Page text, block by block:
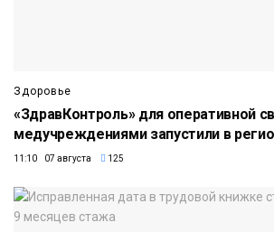
Здоровье
«ЗдравКонтроль» для оперативной
медучреждениями запустили в
11:10 07 августа 125